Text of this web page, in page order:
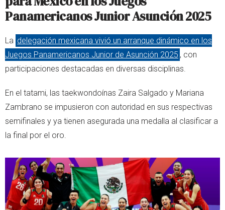
Panamericanos Junior Asunción 2025
La delegación mexicana vivió un arranque dinámico en los
Juegos Panamericanos Junior de Asunción 2025 , con
participaciones destacadas en diversas disciplinas.
En el tatami, las taekwondoínas Zaira Salgado y Mariana
Zambrano se impusieron con autoridad en sus respectivas
semifinales y ya tienen asegurada una medalla al clasificar a
la final por el oro.